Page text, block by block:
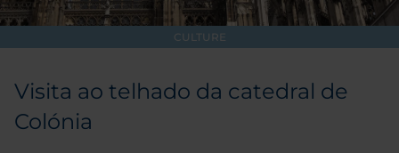
CULTURE
Visita ao telhado da catedral de
Colónia